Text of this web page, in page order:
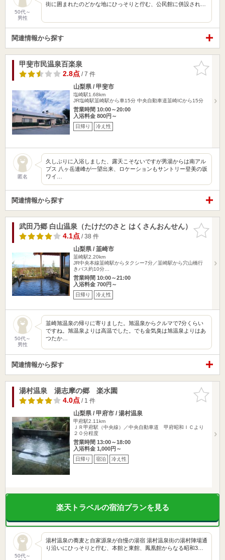
50代～
男性
街に囲まれたのどかな地にひっそりと佇む、公民館に併設され…
関連情報から探す
お気に入
りに追加
甲斐市民温泉百楽泉
2.8点/ 7 件
山梨県 / 甲斐市
塩崎駅1.68km
JR塩崎駅韮崎駅から車15分 中央自動車道韮崎ICから15分
営業時間 10:00～20:00
入浴料金 800円～
日帰り 冷え性
匿名
久しぶりに入浴しました、露天こそないですが男湯からは南アル
プス 八ヶ岳連峰が一望出来、ロケーションもサントリー登美の坂
ワイ…
関連情報から探す
お気に入
りに追加
武田乃郷 白山温泉（たけだのさと はくさんおんせん）
4.1点/ 38 件
山梨県 / 韮崎市
韮崎駅2.20km
JR中央本線韮崎駅からタクシー7分／韮崎駅から穴山橋行
きバス約10分…
営業時間 10:00～21:00
入浴料金 700円～
日帰り 冷え性
50代～
男性
韮崎旭温泉の帰りに寄りました。旭温泉からクルマで7分くらい
ですね。旭温泉よりは高温でした。でも金気臭は旭温泉よりはあ
つたか…
関連情報から探す
お気に入
りに追加
湯村温泉 湯志摩の郷 楽水園
4.0点/ 1 件
山梨県 / 甲府市 / 湯村温泉
甲府駅2.11km
ＪＲ甲府駅（中央線）／中央自動車道 甲府昭和ＩＣより
２０分程度
営業時間 13:00～18:00
入浴料金 1,000円～
日帰り 宿泊 冷え性
楽天トラベルの宿泊プランを見る
50代～
湯村温泉の蕎麦と自家源泉が自慢の湯宿 湯村温泉街の湯村陣場通
り沿いにひっそりと佇む、本館と東館、鳳凰館からなる昭和3…